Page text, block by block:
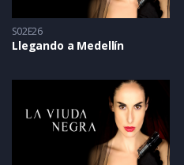
S02E26
Llegando a Medellín